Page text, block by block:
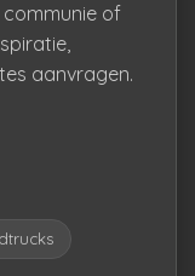
of
aanvragen.